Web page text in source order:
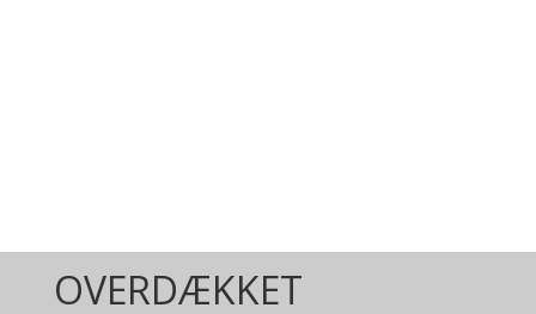
OVERDÆKKET